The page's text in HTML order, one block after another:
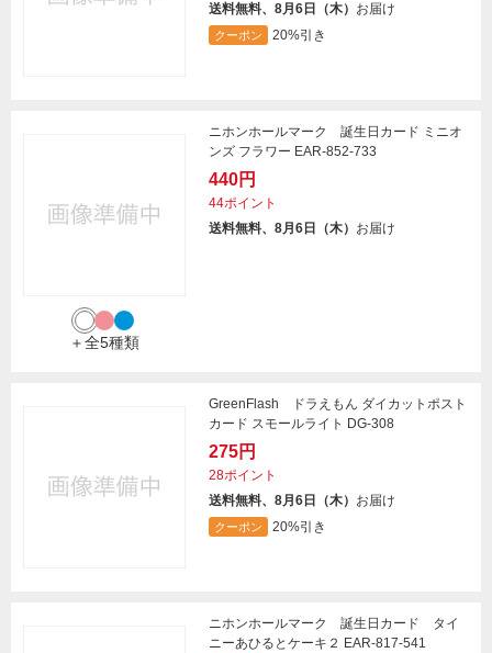
送料無料、8月6日（木） お届け
クーポン 20%引き
＋全5種類
ニホンホールマーク 誕生日カード ミニオ
ンズ フラワー EAR-852-733
440円
44ポイント
送料無料、8月6日（木） お届け
GreenFlash ドラえもん ダイカットポスト
カード スモールライト DG-308
275円
28ポイント
送料無料、8月6日（木） お届け
クーポン 20%引き
ニホンホールマーク 誕生日カード タイ
ニーあひるとケーキ２ EAR-817-541